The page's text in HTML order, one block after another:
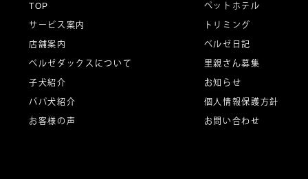
TOP
サービス案内
店舗案内
ベルゼダックスについて
子犬紹介
パパ犬紹介
お客様の声
ペットホテル
トリミング
ベルゼ日記
里親さん募集
お知らせ
個人情報保護方針
お問い合わせ